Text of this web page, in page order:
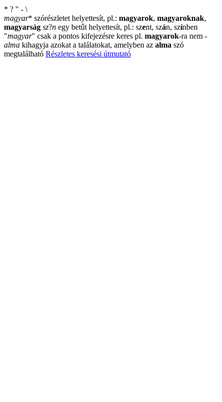
* ? " - \
magyar* szórészletet helyettesít, pl.: magyarok, magyaroknak,
magyarság sz?n egy betűt helyettesít, pl.: szent, szán, színben
"magyar" csak a pontos kifejezésre keres pl. magyarok-ra nem -
alma kihagyja azokat a találatokat, amelyben az alma szó
megtalálható Részletes keresési útmutató